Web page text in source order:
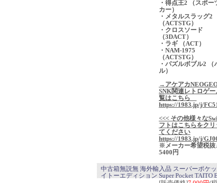
・得点王2 （スポー
カー）
・メタルスラッグ2
（ACTSTG）
・クロスソード
（3DACT）
・ラギ （ACT）
・NAM-1975
（ACTSTG）
・パズルボブル2 （
ル）
→アケアカ
SNK関連レトロゲ
覧はこちら
https://1983.jp/j/
<<< その他様々な
フトはこちらをク
てください
https://1983.jp/j/
※メーカー希望税抜
5400円
中古箱無説無 海外輸入品 スーパーポケ
イトーエディション Super Pocket TAITO